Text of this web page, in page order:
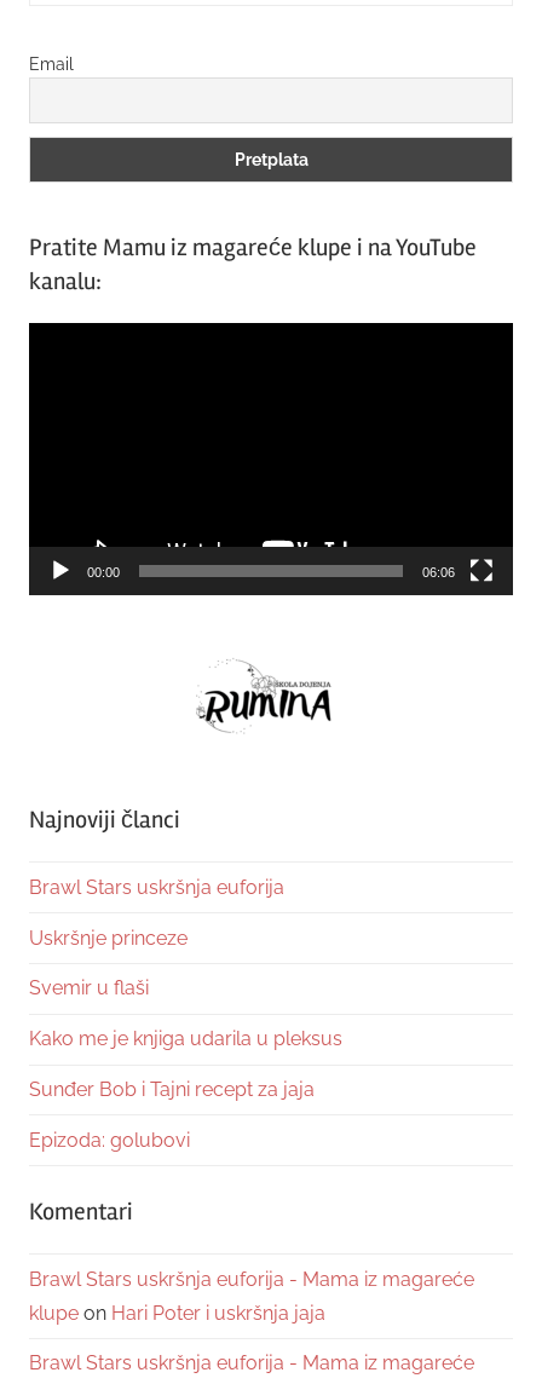
Email
Pratite Mamu iz magareće klupe i na YouTube
kanalu:
00:00 06:06
Najnoviji članci
Brawl Stars uskršnja euforija
Uskršnje princeze
Svemir u flaši
Kako me je knjiga udarila u pleksus
Sunđer Bob i Tajni recept za jaja
Epizoda: golubovi
Komentari
Brawl Stars uskršnja euforija - Mama iz magareće
klupe on Hari Poter i uskršnja jaja
Brawl Stars uskršnja euforija - Mama iz magareće